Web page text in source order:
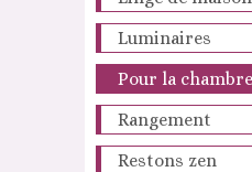
Luminaires
Pour la chambre
Rangement
Restons zen